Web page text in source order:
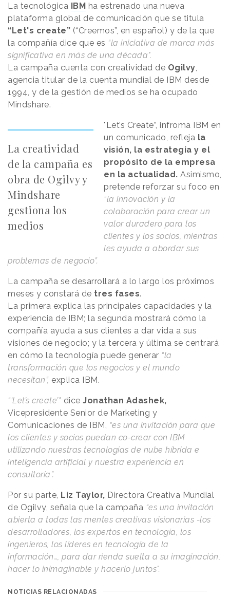
La tecnológica IBM ha estrenado una nueva
plataforma global de comunicación que se titula
“Let's create” (“Creemos”, en español) y de la que
la compañía dice que es “la iniciativa de marca más
significativa en más de una década".
La campaña cuenta con creatividad de Ogilvy
agencia titular de la cuenta mundial de IBM desde
1994, y de la gestión de medios se ha ocupado
Mindshare.
La creatividad
de la campaña es
obra de Ogilvy y
Mindshare
gestiona los
medios
"Let’s Create”, infroma IBM en
un comunicado, refleja la
visión, la estrategia y el
propósito de la empresa
en la actualidad. Asimismo,
pretende reforzar su foco en
“la innovación y la
colaboración para crear un
valor duradero para los
clientes y los socios, mientras
les ayuda a abordar sus
problemas de negocio”.
La campaña se desarrollará a lo largo los próximos
meses y constará de tres fases.
La primera explica las principales capacidades y la
experiencia de IBM; la segunda mostrará cómo la
compañía ayuda a sus clientes a dar vida a sus
visiones de negocio; y la tercera y última se centrará
en cómo la tecnología puede generar “la
transformación que los negocios y el mundo
necesitan”, explica IBM.
“‘Let’s create’" dice Jonathan Adashek,
Vicepresidente Senior de Marketing y
Comunicaciones de IBM,
“es una invitación para que
los clientes y socios puedan co-crear con IBM
utilizando nuestras tecnologías de nube híbrida e
inteligencia artificial y nuestra experiencia en
consultoría”.
Por su parte, Liz Taylor, Directora Creativa Mundial
de Ogilvy, señala que la campaña “es una invitación
abierta a todas las mentes creativas visionarias -los
desarrolladores, los expertos en tecnología, los
ingenieros, los líderes en tecnología de la
información…, para dar rienda suelta a su imaginación,
hacer lo inimaginable y hacerlo juntos".
NOTICIAS RELACIONADAS